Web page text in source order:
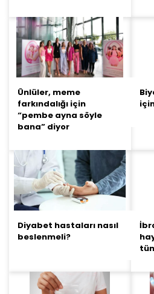
Ünlüler, meme
farkındalığı için
“pembe ayna söyle
bana” diyor
Diyabet hastaları nasıl
beslenmeli?